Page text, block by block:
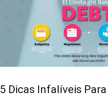
5 Dicas Infalíveis